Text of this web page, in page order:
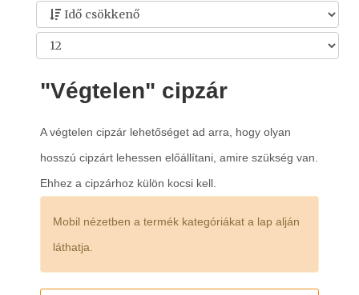
"Végtelen" cipzár
A végtelen cipzár lehetőséget ad arra, hogy olyan
hosszú cipzárt lehessen előállítani, amire szükség van.
Ehhez a cipzárhoz külön kocsi kell.
Mobil nézetben a termék kategóriákat a lap alján
láthatja.